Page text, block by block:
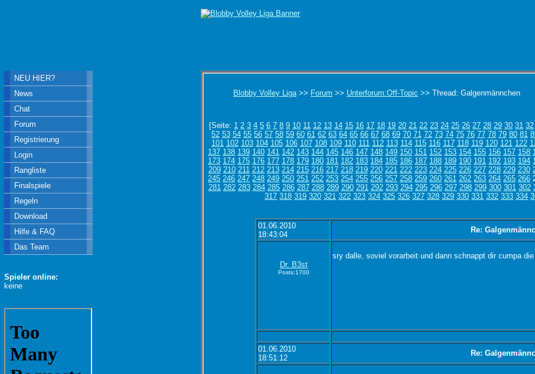
Blobby Volley Liga>> Forum >> Unterforum:Off-Topic >> Thread: Galgenmännchen
[Seite: 1 2 3 4 5 6 7 8 9 10 11 12 13 14 15 16 17 18 19 20 21 22 23 24 25 26 27 28 29 30 31 32
52 53 54 55 56 57 58 59 60 61 62 63 64 65 66 67 68 69 70 71 72 73 74 75 76 77 78 79 80 81
101 102 103 104 105 106 107 108 109 110 111 112 113 114 115 116 117 118 119 120 121 122
137 138 139 140 141 142 143 144 145 146 147 148 149 150 151 152 153 154 155 156 157 158
173 174 175 176 177 178 179 180 181 182 183 184 185 186 187 188 189 190 191 192 193 194
209 210 211 212 213 214 215 216 217 218 219 220 221 222 223 224 225 226 227 228 229 230
245 246 247 248 249 250 251 252 253 254 255 256 257 258 259 260 261 262 263 264 265 266
281 282 283 284 285 286 287 288 289 290 291 292 293 294 295 296 297 298 299 300 301 302
317 318 319 320 321 322 323 324 325 326 327 328 329 330 331 332 333 334
01.06.2010
18:43:04
Re:
Dr. B3st
Posts:1700
sry dalle, soviel vorarbeit und dann schnappt dir cumpa
01.06.2010
18:51:12
Re:
NEU HIER?
News
Chat
Forum
Registrierung
Login
Rangliste
Finalspiele
Regeln
Download
Hilfe & FAQ
Das Team
Spieler online:
keine